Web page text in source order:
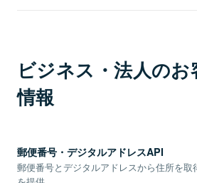
ビジネス・法人の
情報
郵便番号・デジタルアドレスAPI
郵便番号とデジタルアドレスから住所を取